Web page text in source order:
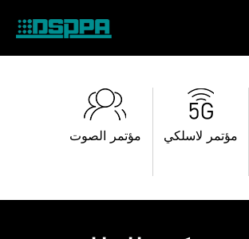
مؤتمر الصوت مؤتمر لاسلكي